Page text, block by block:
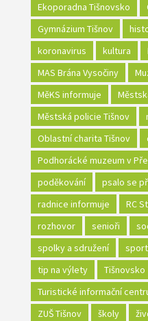
Ekoporadna Tišnovsko
Gymnázium Tišnov
koronavirus
kultura
MAS Brána Vysočiny
MěKS informuje
Městská policie Tišnov
Oblastní charita Tišnov
Podhorácké muzeum v
poděkování
psalo se
radnice informuje
RC
rozhovor
senioři
spolky a sdružení
sport
tip na výlety
Tišnovsko
Turistické informační
ZUŠ Tišnov
školy